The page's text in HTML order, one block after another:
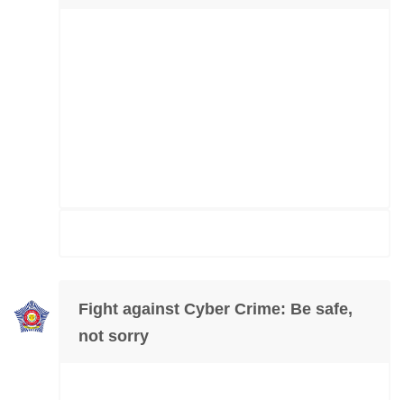
Fight against Cyber Crime: Be safe,
not sorry